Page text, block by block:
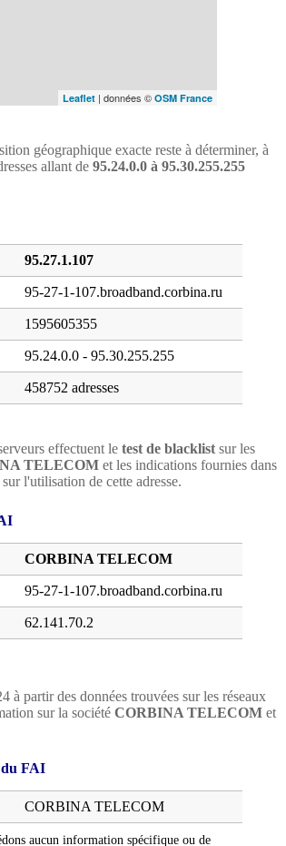
Leaflet | données © OSM France
géographique exacte reste à déterminer, à
allant de 95.24.0.0 à 95.30.255.255
95.27.1.107
95-27-1-107.broadband.corbina.ru
1595605355
95.24.0.0 - 95.30.255.255
458752 adresses
effectuent le test de blacklist sur les
TELECOM et les indications fournies dans
l'utilisation de cette adresse.
CORBINA TELECOM
95-27-1-107.broadband.corbina.ru
62.141.70.2
à partir des données trouvées sur les réseaux
sur la société CORBINA TELECOM et
du FAI
CORBINA TELECOM
aucun information spécifique ou de